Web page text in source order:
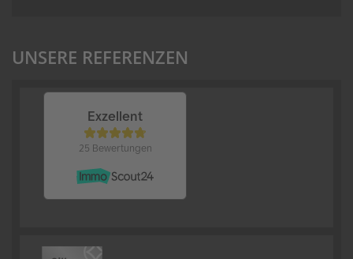
UNSERE REFERENZEN